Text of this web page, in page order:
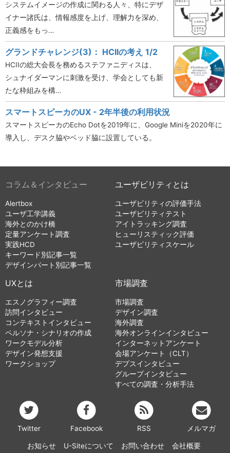
システムイメージの作成に関わる人々、特にデザ
イナー諸氏は、情報感度を上げ、理解力を深め、
正義感をもっ…
グランドチャレンジ(3)： HCIIの考え 1/2
HCIIの総大会長を務めるステファニディスは、
シュナイダーマンに刺激を受け、学会としても新
たな枠組みを構…
スマートスピーカのUX - 2年半後の利用状況
スマートスピーカのEcho Dotを2019年に、Google Miniを2020年に
導入し、デスク脇やベッド脇に設置している。
コラム＆インタビュー
Alertbox
ユーザ工学講義
海外とのかけ橋
定量アンケート調査
実践HCD
キーワード別記事一覧
デザインパート別記事一覧
ユーザビリティとは
ユーザビリティの評価手法
ユーザビリティテスト
アイトラッキング調査
ヒューリスティック評価
ユーザビリティスケール
UXとは
エスノグラフィー調査
訪問インタビュー
コンテキストインタビュー
ペルソナ・シナリオの作成
ワークモデル分析
デザイン発想支援
ワークショップ
市場調査
市場調査
デザイン調査
海外調査
海外オンラインインタビュー
インターネットアンケート
会場アンケート（CLT）
デプスインタビュー
グループインタビュー
すべての調査・分析手法
Twitter Facebook RSS メルマガ
お知らせ U-Siteについて お問い合わせ 会社概要